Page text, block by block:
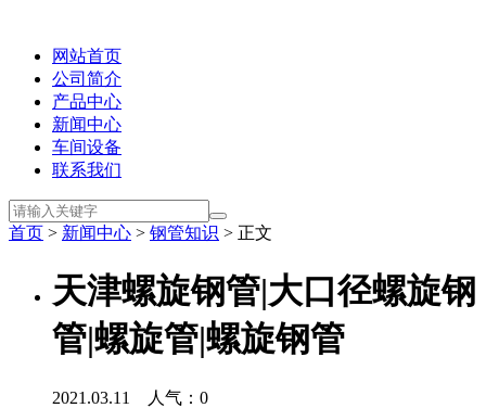
网站首页
公司简介
产品中心
新闻中心
车间设备
联系我们
首页 > 新闻中心 > 钢管知识 > 正文
天津螺旋钢管|大口径螺旋钢
管|螺旋管|螺旋钢管
2021.03.11 人气： 0